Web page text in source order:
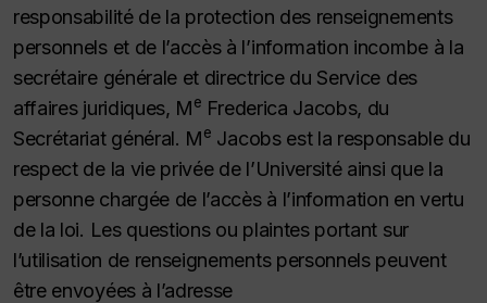
responsabilité de la protection des renseignements
personnels et de l’accès à l’information incombe à la
secrétaire générale et directrice du Service des
affaires juridiques, Me Frederica Jacobs, du
Secrétariat général. Me Jacobs est la responsable du
respect de la vie privée de l’Université ainsi que la
personne chargée de l’accès à l’information en vertu
de la loi. Les questions ou plaintes portant sur
l’utilisation de renseignements personnels peuvent
être envoyées à l’adresse